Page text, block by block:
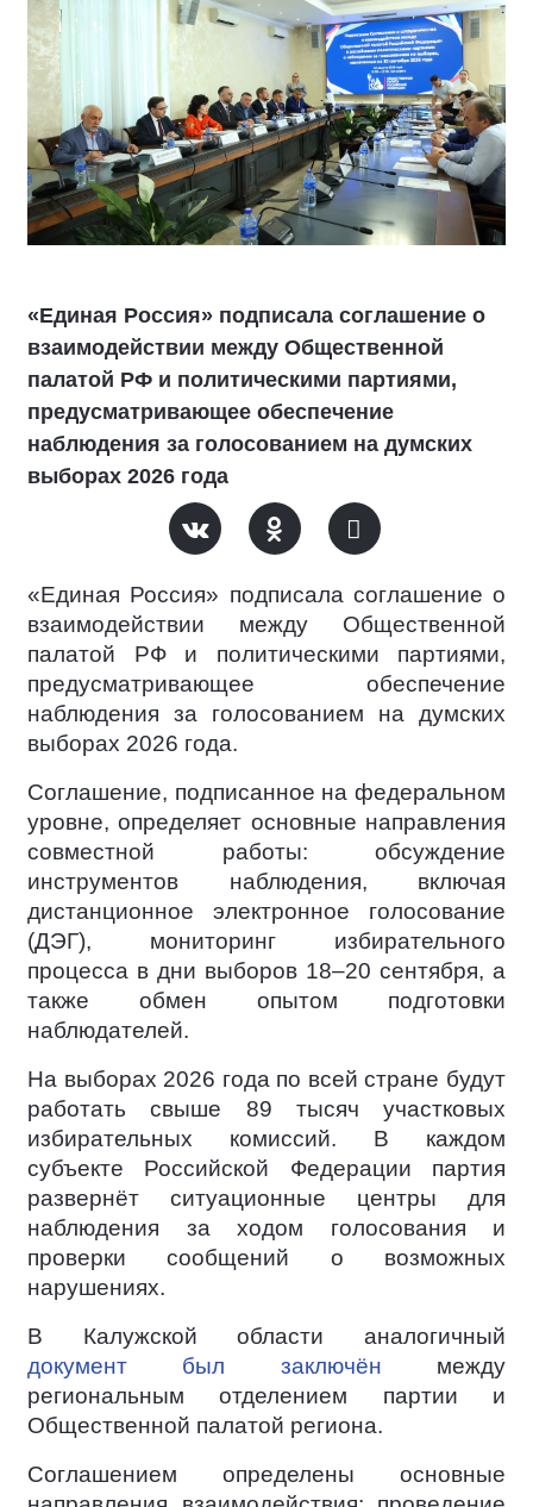
«Единая Россия» подписала соглашение о
взаимодействии между Общественной
палатой РФ и политическими партиями,
предусматривающее обеспечение
наблюдения за голосованием на думских
выборах 2026 года
«Единая Россия» подписала соглашение о
взаимодействии между Общественной
палатой РФ и политическими партиями,
предусматривающее обеспечение
наблюдения за голосованием на думских
выборах 2026 года.
Соглашение, подписанное на федеральном
уровне, определяет основные направления
совместной работы: обсуждение
инструментов наблюдения, включая
дистанционное электронное голосование
(ДЭГ), мониторинг избирательного
процесса в дни выборов 18–20 сентября, а
также обмен опытом подготовки
наблюдателей.
На выборах 2026 года по всей стране будут
работать свыше 89 тысяч участковых
избирательных комиссий. В каждом
субъекте Российской Федерации партия
развернёт ситуационные центры для
наблюдения за ходом голосования и
проверки сообщений о возможных
нарушениях.
В Калужской области аналогичный
документ был заключён между
региональным отделением партии и
Общественной палатой региона.
Соглашением определены основные